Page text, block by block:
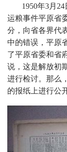
1950年3月
运粮事件平原省
分，向省各界代
中的错误，平原
了平原省委和省
说，这是解放初
进行检讨。那么
的报纸上进行公